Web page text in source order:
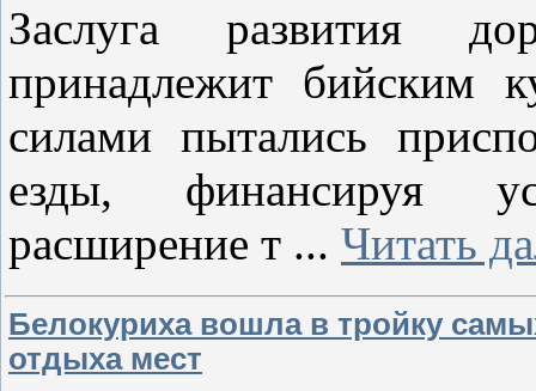
Заслуга развития
принадлежит бийским
силами пытались
езды, финансируя
расширение т ... Читать
Белокуриха вошла в тройку
отдыха мест